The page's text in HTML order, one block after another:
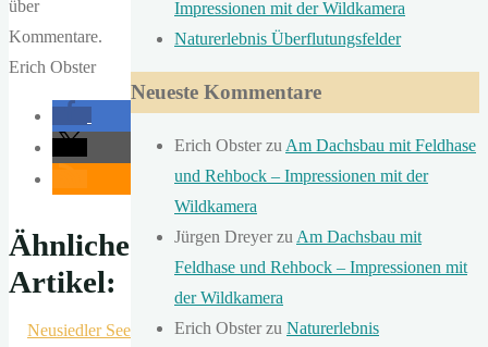
über
Kommentare.
Erich Obster
Ähnliche
Artikel:
Neusiedler See
Impressionen mit der Wildkamera
Naturerlebnis Überflutungsfelder
Neueste Kommentare
Erich Obsterzu Am Dachsbau mit Feldhase
und Rehbock – Impressionen mit der
Wildkamera
Jürgen Dreyerzu Am Dachsbau mit
Feldhase und Rehbock – Impressionen mit
der Wildkamera
Erich Obsterzu Naturerlebnis